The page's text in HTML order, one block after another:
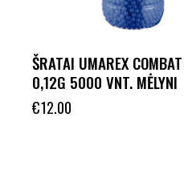
ŠRATAI UMAREX
0,12G 5000 VNT. MĖLYNI
€12.00